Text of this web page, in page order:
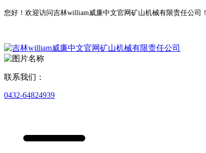
您好！欢迎访问吉林william威廉中文官网矿山机械有限责任公司！
联系我们：
0432-64824939